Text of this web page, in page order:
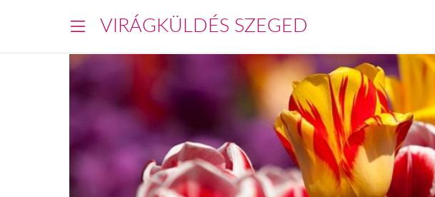
VIRÁGKÜLDÉS SZEGED